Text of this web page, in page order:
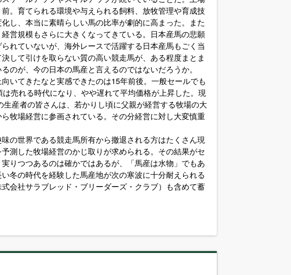
。育てられる環境や与えられる飼料、放牧管理や育成技
し、本当に素晴らしい馬の比率が劇的に高まった。また
営規模もさらに大きくなってきている。日本産馬の悲願
れていないが、海外レースで活躍する日本産馬もごく当
して引けを取らない質の高い競走馬が、ある程度まとま
のが、今の日本の馬産と言えるのではないだろうか。
いてきたなと実感できたのは15年前後。一般セールでも
売れる時代になり、やや遅れて平均価格が上昇した。現
産者の皆さんは、若かりし頃に父親が経営する牧場の大
牧場経営に参画されている。その分経営に対し大変慎重
の世界である競走馬所有から撤退される方はたくさん現
測した牧場経営のかじ取りが求められる。その結果がセ
りつつあるのは確かではあるが、「馬産は水物」でもあ
冬の時代を経験した馬産地が次の寒波に十分耐えられる
会社サラブレッド・ブリーダーズ・クラブ）も含めて蓄